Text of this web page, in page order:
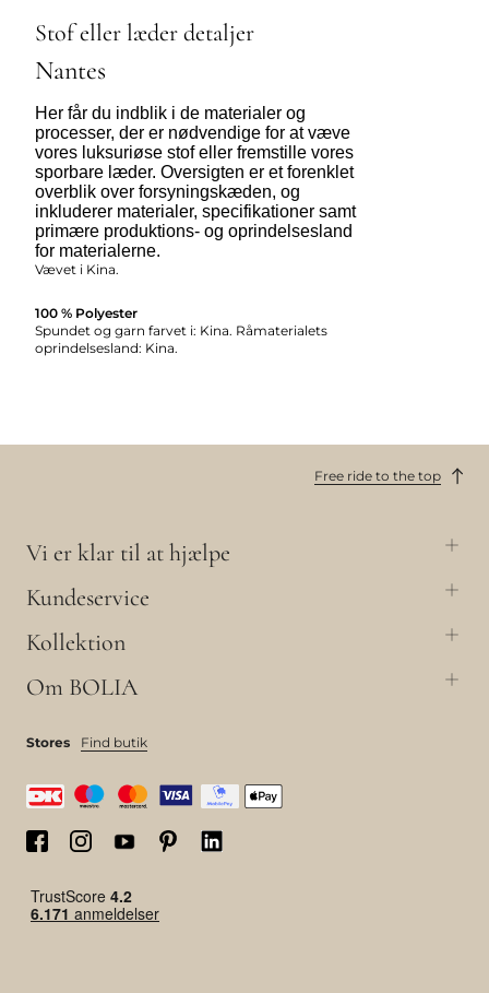
Stof eller læder detaljer
Nantes
Her får du indblik i de materialer og
processer, der er nødvendige for at væve
vores luksuriøse stof eller fremstille vores
sporbare læder. Oversigten er et forenklet
overblik over forsyningskæden, og
inkluderer materialer, specifikationer samt
primære produktions- og oprindelsesland
for materialerne.
Vævet i Kina.
100 % Polyester
Spundet og garn farvet i: Kina. Råmaterialets
oprindelsesland: Kina.
Free ride to the top
Vi er klar til at hjælpe
Kundeservice
Kollektion
Om BOLIA
Stores Find butik